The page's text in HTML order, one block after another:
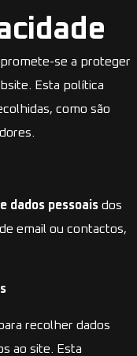
se a proteger
Esta política
como são
dados pessoais dos
email ou contactos,
recolher dados
ao site. Esta